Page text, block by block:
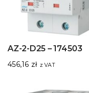
AZ-2-D25 – 174503
456,16 zł z VAT